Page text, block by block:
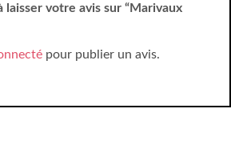
laisser votre avis sur “Marivaux
pour publier un avis.